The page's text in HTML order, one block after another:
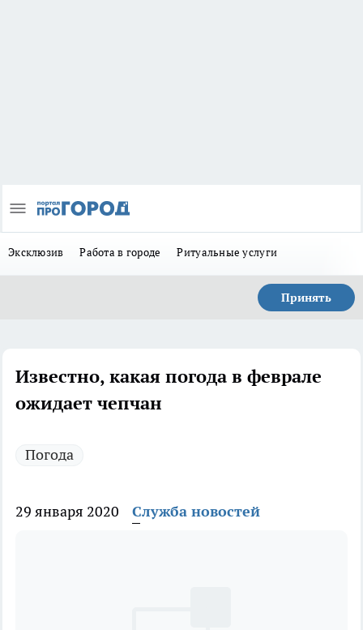
Эксклюзив Работа в городе Ритуальные услуги
Принять
Известно, какая погода в феврале
ожидает чепчан
Погода
29 января 2020 Служба новостей